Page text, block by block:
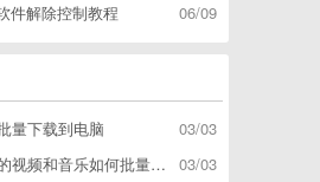
06/09
件解除控制教程
03/03
量下载到电脑
03/03
音乐如何批量下载到电脑上